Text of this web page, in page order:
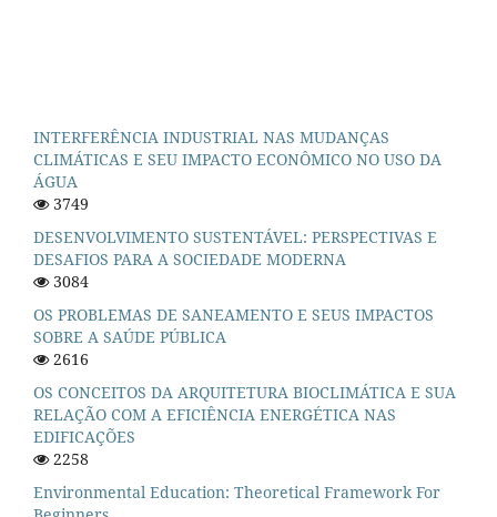
INTERFERÊNCIA INDUSTRIAL NAS MUDANÇAS
CLIMÁTICAS E SEU IMPACTO ECONÔMICO NO USO DA
ÁGUA
3749
DESENVOLVIMENTO SUSTENTÁVEL: PERSPECTIVAS E
DESAFIOS PARA A SOCIEDADE MODERNA
3084
OS PROBLEMAS DE SANEAMENTO E SEUS IMPACTOS
SOBRE A SAÚDE PÚBLICA
2616
OS CONCEITOS DA ARQUITETURA BIOCLIMÁTICA E SUA
RELAÇÃO COM A EFICIÊNCIA ENERGÉTICA NAS
EDIFICAÇÕES
2258
Environmental Education: Theoretical Framework For